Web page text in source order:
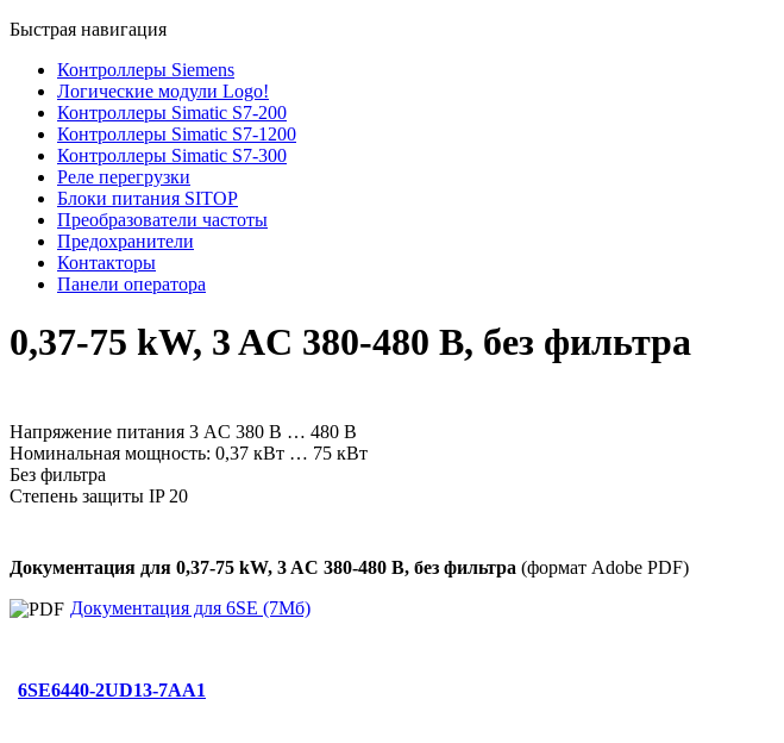
Быстрая навигация
Контроллеры Siemens
Логические модули Logo!
Контроллеры Simatic S7-200
Контроллеры Simatic S7-1200
Контроллеры Simatic S7-300
Реле перегрузки
Блоки питания SITOP
Преобразователи частоты
Предохранители
Контакторы
Панели оператора
0,37-75 kW, 3 AC 380-480 В, без фильтра
Напряжение питания 3 AC 380 В … 480 В
Номинальная мощность: 0,37 кВт … 75 кВт
Без фильтра
Степень защиты IP 20
Документация для 0,37-75 kW, 3 AC 380-480 В, без фильтра (формат Adobe PDF)
Документация для 6SE (7Мб)
6SE6440-2UD13-7AA1